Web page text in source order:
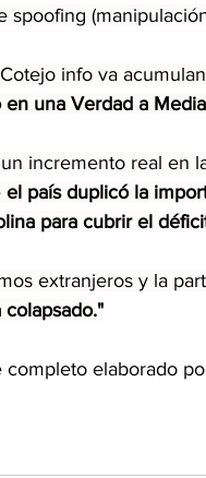
spoofing
info va
en una Verdad a
incremento real en
el país duplicó la
para cubrir el
extranjeros y la
colapsado."
completo elaborado